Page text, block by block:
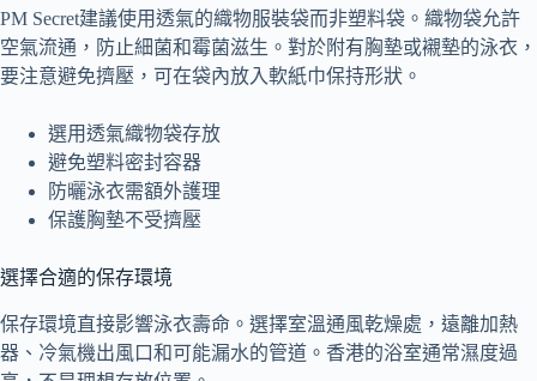
PM Secret建議使用透氣的織物服裝袋而非塑料袋。織物袋允許
空氣流通，防止細菌和霉菌滋生。對於附有胸墊或襯墊的泳衣，
要注意避免擠壓，可在袋內放入軟紙巾保持形狀。
選用透氣織物袋存放
避免塑料密封容器
防曬泳衣需額外護理
保護胸墊不受擠壓
選擇合適的保存環境
保存環境直接影響泳衣壽命。選擇室溫通風乾燥處，遠離加熱
器、冷氣機出風口和可能漏水的管道。香港的浴室通常濕度過